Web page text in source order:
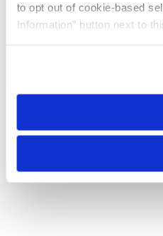
to opt out of cookie-based
Information” button next to
need to be set again.